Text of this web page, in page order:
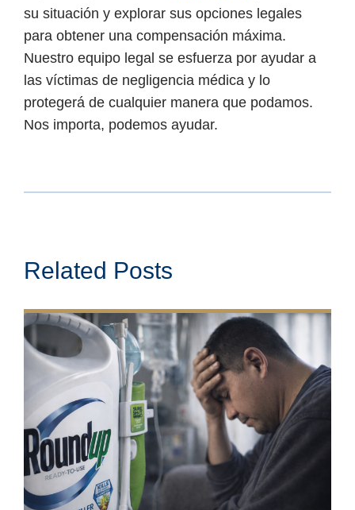
su situación y explorar sus opciones legales
para obtener una compensación máxima.
Nuestro equipo legal se esfuerza por ayudar a
las víctimas de negligencia médica y lo
protegerá de cualquier manera que podamos.
Nos importa, podemos ayudar.
Related Posts